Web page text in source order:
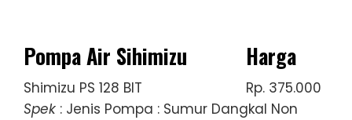
Pompa Air Sihimizu Harga
Shimizu PS 128 BIT
Rp. 375.000
Spek : Jenis Pompa : Sumur Dangkal Non